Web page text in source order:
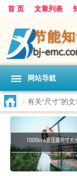
首 页 文章列表
网站导航
> 有关“尺寸”的